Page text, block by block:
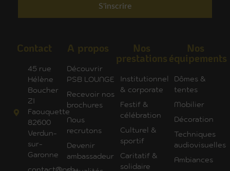
S'inscrire
Contact
45 rue
Hélène
Boucher
ZI
Faouquette
82600
Verdun-
sur-
Garonne
A propos
Découvrir
PSB LOUNGE
Recevoir nos
brochures
Nous
recrutons
Devenir
ambassadeur
Nos
prestations
Institutionnel
& corporate
Festif &
célébration
Culturel &
sportif
Caritatif &
solidaire
Nos
équipements
Dômes &
tentes
Mobilier
Décoration
Techniques
audiovisuelles
Ambiances